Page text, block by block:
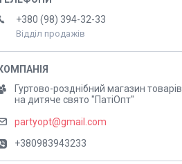
+380 (98) 394-32-33
Відділ продажів
Гуртово-розднібний магазин товарів
на дитяче свято "ПатіОпт"
partyopt@gmail.com
+380983943233